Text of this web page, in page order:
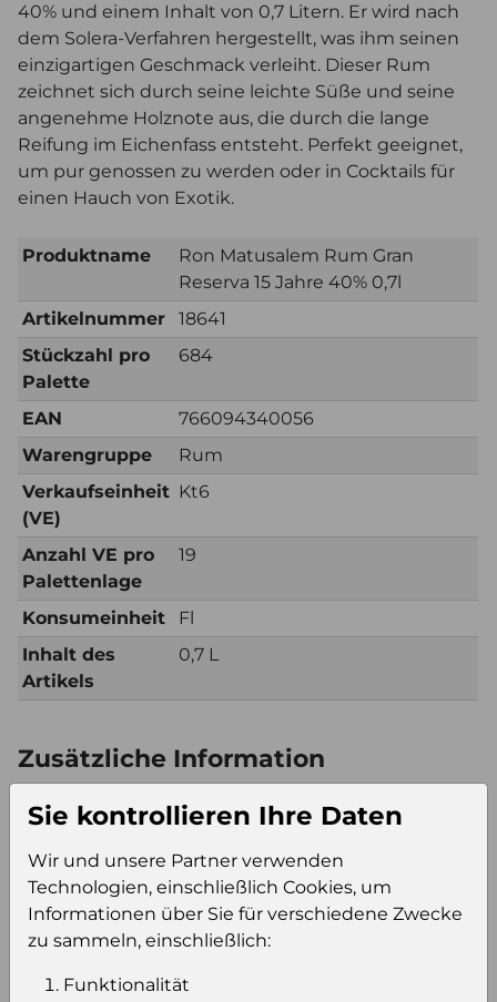
40% und einem Inhalt von 0,7 Litern. Er wird nach
dem Solera-Verfahren hergestellt, was ihm seinen
einzigartigen Geschmack verleiht. Dieser Rum
zeichnet sich durch seine leichte Süße und seine
angenehme Holznote aus, die durch die lange
Reifung im Eichenfass entsteht. Perfekt geeignet,
um pur genossen zu werden oder in Cocktails für
einen Hauch von Exotik.
Produktname
Ron Matusalem Rum Gran
Reserva 15 Jahre 40% 0,7l
Artikelnummer
18641
Stückzahl pro
Palette
684
EAN
766094340056
Warengruppe
Rum
Verkaufseinheit
(VE)
Kt6
Anzahl VE pro
Palettenlage
19
Konsumeinheit
Fl
Inhalt des
Artikels
0,7 L
Zusätzliche Information
(VE)
Verkaufseinheit
pro Palette
114
Konsumeinheit
Fl
Stückzahl pro
684
Sie kontrollieren Ihre Daten
Wir und unsere Partner verwenden
Technologien, einschließlich Cookies, um
Informationen über Sie für verschiedene Zwecke
zu sammeln, einschließlich:
Funktionalität